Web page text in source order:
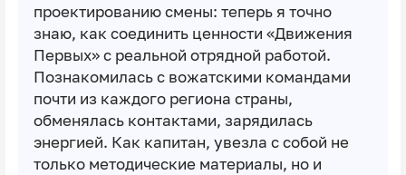
проектированию смены: теперь я точно
знаю, как соединить ценности «Движения
Первых» с реальной отрядной работой.
Познакомилась с вожатскими командами
почти из каждого региона страны,
обменялась контактами, зарядилась
энергией. Как капитан, увезла с собой не
только методические материалы, но и